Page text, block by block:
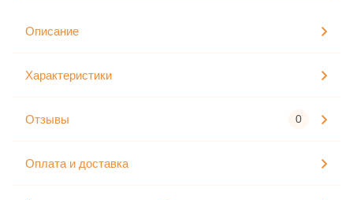
Описание
Характеристики
Отзывы 0
Оплата и доставка